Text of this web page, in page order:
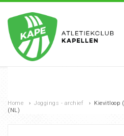
Home › Joggings - archief › Kievitloop
(NL)